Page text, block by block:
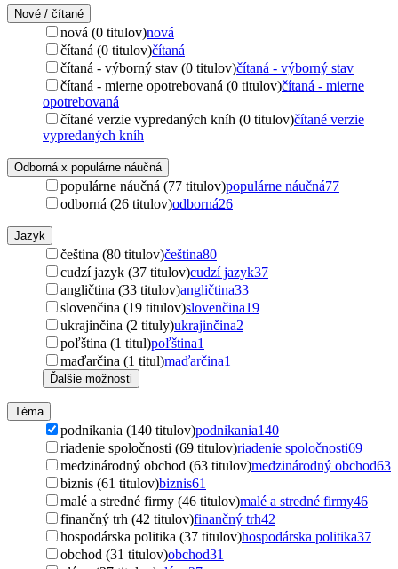
Nové / čítané
nová (0 titulov)nová
čítaná (0 titulov)čítaná
čítaná - výborný stav (0 titulov)čítaná - výborný stav
čítaná - mierne opotrebovaná (0 titulov)čítaná - mierne
opotrebovaná
čítané verzie vypredaných kníh (0 titulov)čítané verzie
vypredaných kníh
Odborná x populárne náučná
populárne náučná (77 titulov)populárne náučná77
odborná (26 titulov)odborná26
Jazyk
čeština (80 titulov)čeština80
cudzí jazyk (37 titulov)cudzí jazyk37
angličtina (33 titulov)angličtina33
slovenčina (19 titulov)slovenčina19
ukrajinčina (2 tituly)ukrajinčina2
poľština (1 titul)poľština1
maďarčina (1 titul)maďarčina1
Ďalšie možnosti
Téma
podnikania (140 titulov)podnikania140
riadenie spoločnosti (69 titulov)riadenie spoločnosti69
medzinárodný obchod (63 titulov)medzinárodný obchod63
biznis (61 titulov)biznis61
malé a stredné firmy (46 titulov)malé a stredné firmy46
finančný trh (42 titulov)finančný trh42
hospodárska politika (37 titulov)hospodárska politika37
obchod (31 titulov)obchod31